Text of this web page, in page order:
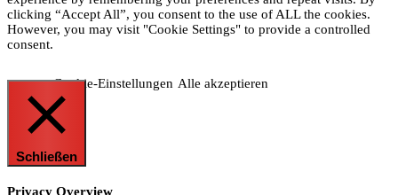
clicking “Accept All”, you consent to the use of ALL the cookies.
However, you may visit "Cookie Settings" to provide a controlled
consent.
Cookie-Einstellungen Alle akzeptieren
Schließen
Privacy Overview